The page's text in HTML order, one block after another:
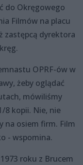
do Okręgowego
Filmów na placu
zastępcą dyrektora
OPRF-ów w
żeby oglądać
mówiliśmy
8 kopii. Nie, nie
na osiem firm. Film
- wspomina.
roku z Brucem